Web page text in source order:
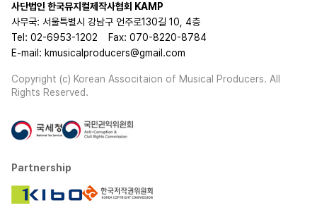
사단법인 한국뮤지컬제작사협회 KAMP
사무국: 서울특별시 강남구 언주로130길 10, 4층
Tel: 02-6953-1202
Fax: 070-8220-8784
E-mail: kmusicalproducers@gmail.com
Copyright (c) Korean Associtaion of Musical Producers. All
Rights Reserved.
Partnership